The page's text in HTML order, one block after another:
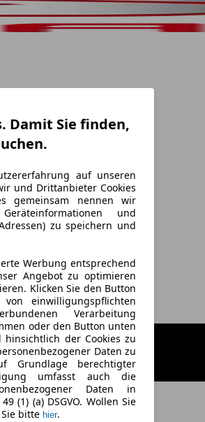
Damit Sie finden,
auf unseren
und Drittanbieter Cookies
gemeinsam nennen wir
und
zu speichern und
Werbung entsprechend
Angebot zu optimieren
Klicken Sie den Button
einwilligungspflichten
Verarbeitung
oder den Button unten
der Cookies zu
Daten zu
Grundlage berechtigter
umfasst auch die
Daten in
(1) (a) DSGVO. Wollen Sie
bitte hier.